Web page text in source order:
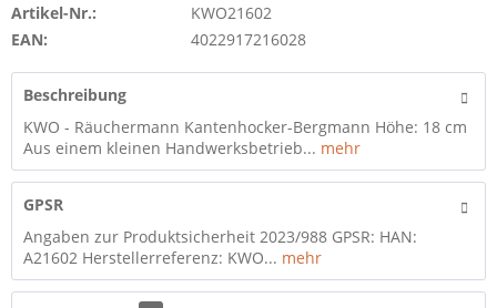
Artikel-Nr.:
KWO21602
EAN:
4022917216028
Beschreibung
KWO - Räuchermann Kantenhocker-Bergmann Höhe: 18 cm
Aus einem kleinen Handwerksbetrieb... mehr
GPSR
Angaben zur Produktsicherheit 2023/988 GPSR: HAN:
A21602 Herstellerreferenz: KWO... mehr